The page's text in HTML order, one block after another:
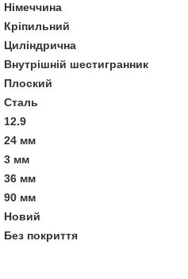
Німеччина
Кріпильний
Циліндрична
Внутрішній шестигранник
Плоский
Сталь
12.9
24 мм
3 мм
36 мм
90 мм
Новий
Без покриття